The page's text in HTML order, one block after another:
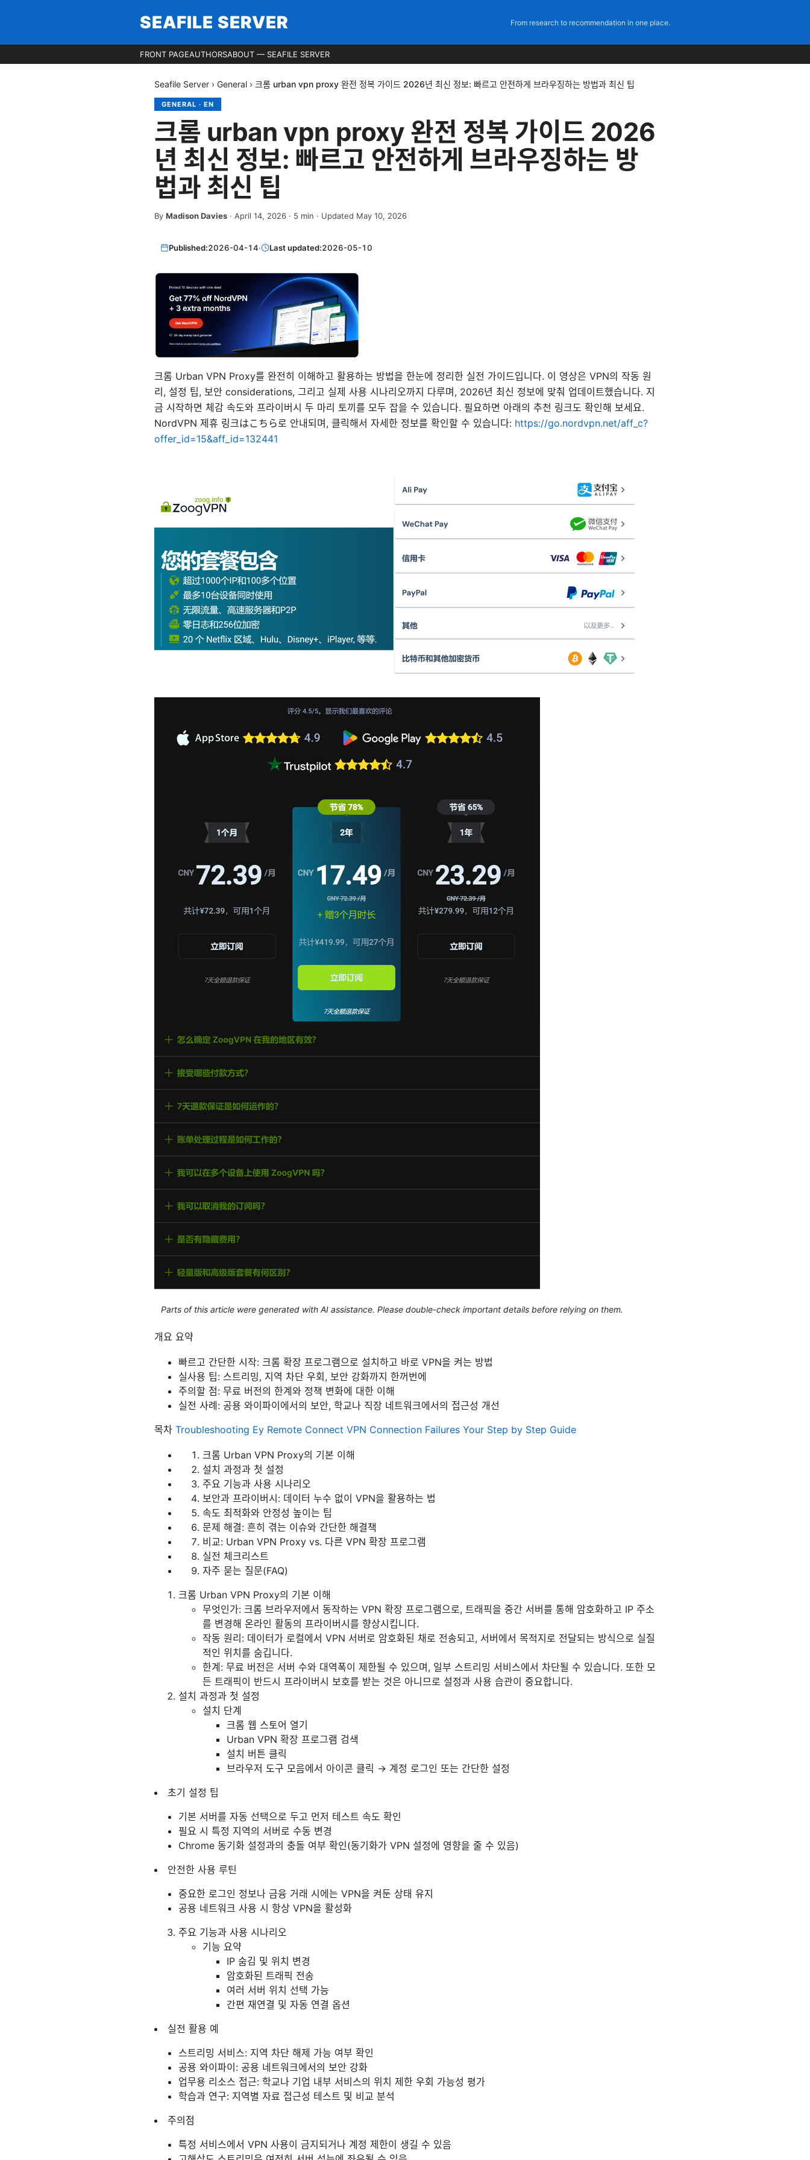
SEAFILE SERVER From research to recommendation in one place.
FRONT PAGEAUTHORSABOUT — SEAFILE SERVER
Seafile Server › General › 크롬 urban vpn proxy 완전 정복 가이드 2026년 최신 정보: 빠르고 안전하게 브라우징하는 방법과 최신 팁
GENERAL · EN
크롬 urban vpn proxy 완전 정복 가이드 2026
년 최신 정보: 빠르고 안전하게 브라우징하는 방
법과 최신 팁
By Madison Davies · April 14, 2026 · 5 min · Updated May 10, 2026
Published:2026-04-14· Last updated:2026-05-10
크롬 Urban VPN Proxy를 완전히 이해하고 활용하는 방법을 한눈에 정리한 실전 가이드입니다. 이 영상은 VPN의 작동 원
리, 설정 팁, 보안 considerations, 그리고 실제 사용 시나리오까지 다루며, 2026년 최신 정보에 맞춰 업데이트했습니다. 지
금 시작하면 체감 속도와 프라이버시 두 마리 토끼를 모두 잡을 수 있습니다. 필요하면 아래의 추천 링크도 확인해 보세요.
NordVPN 제휴 링크はこちら로 안내되며, 클릭해서 자세한 정보를 확인할 수 있습니다: https://go.nordvpn.net/aff_c?
offer_id=15&aff_id=132441
Parts of this article were generated with AI assistance. Please double-check important details before relying on them.
개요 요약
빠르고 간단한 시작: 크롬 확장 프로그램으로 설치하고 바로 VPN을 켜는 방법
실사용 팁: 스트리밍, 지역 차단 우회, 보안 강화까지 한꺼번에
주의할 점: 무료 버전의 한계와 정책 변화에 대한 이해
실전 사례: 공용 와이파이에서의 보안, 학교나 직장 네트워크에서의 접근성 개선
목차 Troubleshooting Ey Remote Connect VPN Connection Failures Your Step by Step Guide
크롬 Urban VPN Proxy의 기본 이해
설치 과정과 첫 설정
주요 기능과 사용 시나리오
보안과 프라이버시: 데이터 누수 없이 VPN을 활용하는 법
속도 최적화와 안정성 높이는 팁
문제 해결: 흔히 겪는 이슈와 간단한 해결책
비교: Urban VPN Proxy vs. 다른 VPN 확장 프로그램
실전 체크리스트
자주 묻는 질문(FAQ)
크롬 Urban VPN Proxy의 기본 이해
무엇인가: 크롬 브라우저에서 동작하는 VPN 확장 프로그램으로, 트래픽을 중간 서버를 통해 암호화하고 IP 주소
를 변경해 온라인 활동의 프라이버시를 향상시킵니다.
작동 원리: 데이터가 로컬에서 VPN 서버로 암호화된 채로 전송되고, 서버에서 목적지로 전달되는 방식으로 실질
적인 위치를 숨깁니다.
한계: 무료 버전은 서버 수와 대역폭이 제한될 수 있으며, 일부 스트리밍 서비스에서 차단될 수 있습니다. 또한 모
든 트래픽이 반드시 프라이버시 보호를 받는 것은 아니므로 설정과 사용 습관이 중요합니다.
설치 과정과 첫 설정
설치 단계
크롬 웹 스토어 열기
Urban VPN 확장 프로그램 검색
설치 버튼 클릭
브라우저 도구 모음에서 아이콘 클릭 → 계정 로그인 또는 간단한 설정
초기 설정 팁
기본 서버를 자동 선택으로 두고 먼저 테스트 속도 확인
필요 시 특정 지역의 서버로 수동 변경
Chrome 동기화 설정과의 충돌 여부 확인(동기화가 VPN 설정에 영향을 줄 수 있음)
안전한 사용 루틴
중요한 로그인 정보나 금융 거래 시에는 VPN을 켜둔 상태 유지
공용 네트워크 사용 시 항상 VPN을 활성화
주요 기능과 사용 시나리오
기능 요약
IP 숨김 및 위치 변경
암호화된 트래픽 전송
여러 서버 위치 선택 가능
간편 재연결 및 자동 연결 옵션
실전 활용 예
스트리밍 서비스: 지역 차단 해제 가능 여부 확인
공용 와이파이: 공용 네트워크에서의 보안 강화
업무용 리소스 접근: 학교나 기업 내부 서비스의 위치 제한 우회 가능성 평가
학습과 연구: 지역별 자료 접근성 테스트 및 비교 분석
주의점
특정 서비스에서 VPN 사용이 금지되거나 계정 제한이 생길 수 있음